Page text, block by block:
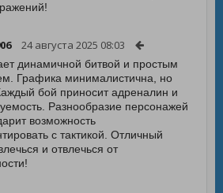
24 августа 2025 08:03
динамичной битвой и простым
Графика минималистична, но
бой приносит адреналин и
Разнообразие персонажей
возможность
с тактикой. Отличный
и отвлечься от